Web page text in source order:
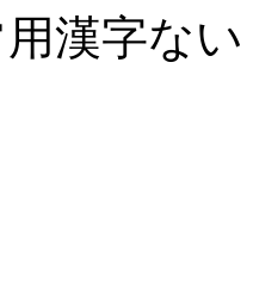
漢字な